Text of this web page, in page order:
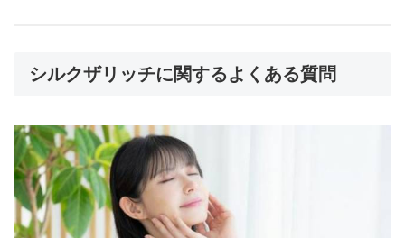
シルクザリッチに関するよくある質問